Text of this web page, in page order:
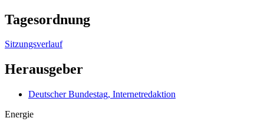
Tagesordnung
Sitzungsverlauf
Herausgeber
Deutscher Bundestag, Internetredaktion
Energie